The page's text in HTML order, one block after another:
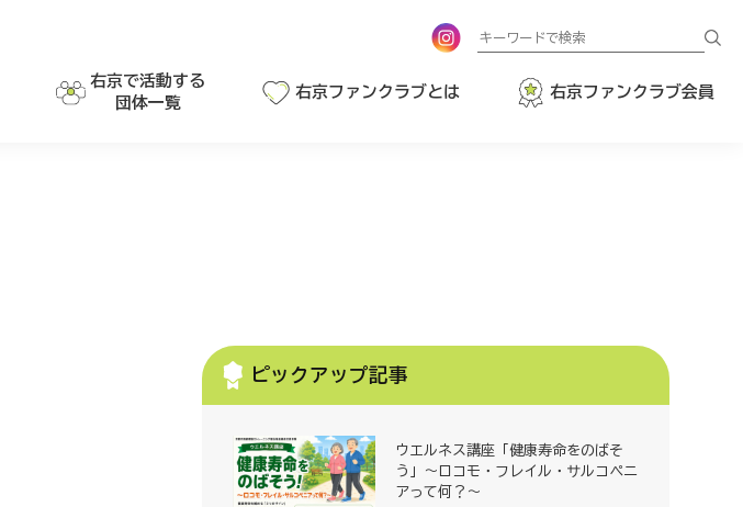
右京で活動する
団体一覧
右京ファンクラブとは 右京ファンクラブ会員
ピックアップ記事
ウエルネス講座「健康寿命をのばそ
う」～ロコモ・フレイル・サルコペニ
アって何？～